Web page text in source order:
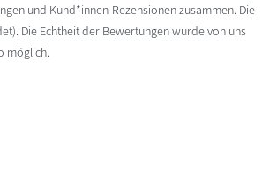
und Kund*innen-Rezensionen zusammen. Die
Die Echtheit der Bewertungen wurde von uns
möglich.